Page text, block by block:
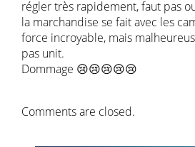
régler très rapidement, faut pas
la marchandise se fait avec les
force incroyable, mais
pas unit.
Dommage 😢😢😢😢😢
Comments are closed.